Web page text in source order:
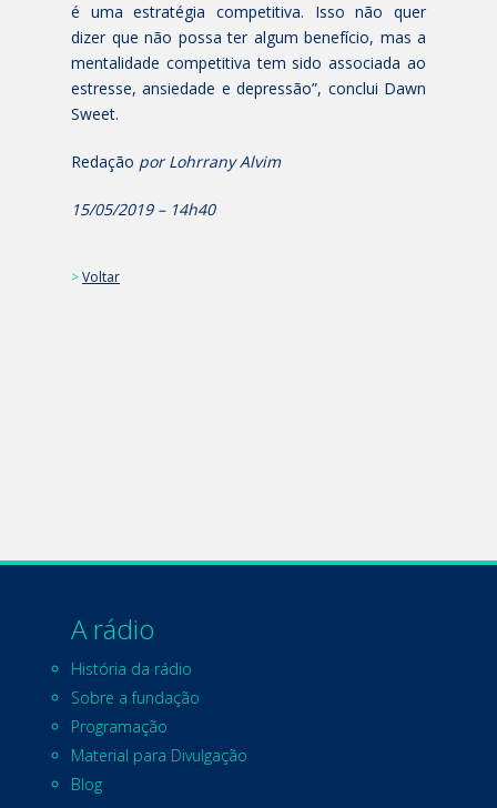
é uma estratégia competitiva. Isso não quer
dizer que não possa ter algum benefício, mas a
mentalidade competitiva tem sido associada ao
estresse, ansiedade e depressão”, conclui Dawn
Sweet.
Redação por Lohrrany Alvim
15/05/2019 – 14h40
>Voltar
A rádio
História da rádio
Sobre a fundação
Programação
Material para Divulgação
Blog